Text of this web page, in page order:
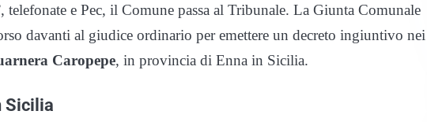
e Pec, il Comune passa al Tribunale. La Giunta Comunale
davanti al giudice ordinario per emettere un decreto ingiuntivo nei
Caropepe, in provincia di Enna in Sicilia.
Sicilia